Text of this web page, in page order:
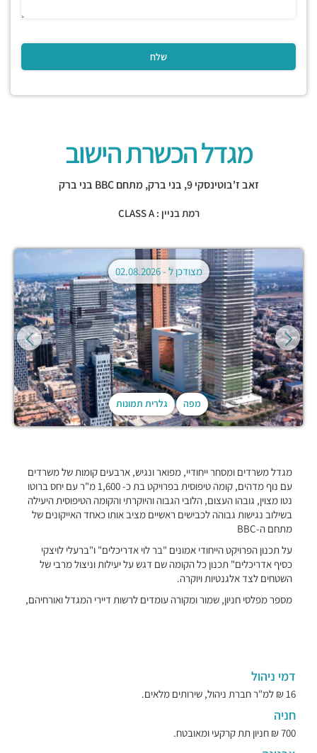
מגדל הכשרת הישוב
זאב ז'בוטינסקי 9, בני ברק,מתחם BBC בני ברק
רמת בניין : CLASS A
מפה גלרית תמונות
מצודכן ל -02.08.2026
מגדל משרדים ומסחר ייחודיי, מפואר ונגיש, ארבעים קומות של משרדים
עם נוף מדהים, קומה טיפוסית בפרויקט בת כ- 1,600 מ"ר עם יחס ברוטו
נטו מצוין, גובהו העצום, הלובי הגבוה והיוקרתי והקומה הטיפוסית היעילה
בשילוב נגישות גבוהה לכבישים ראשיים מציב אותו כאחד האייקונים של
מתחם ה-BBC
על תכנון הפרויקט הייחודי אמונים "בר לוי אדריכלים" ו"ברעלי לויצקי
כסיף אדריכלים" תכנון כל הקומה שם דגש על יעילות וניצול מרבי של
השטחים לצד אלגנטיות ויוקרה.
מספר מפלסי חניון, שמור ומקורה עומדים לרשות דיירי המגדל ואורחיהם,
דמי ניהול
16 ₪ למ"ר חברת ניהול, שירותים מלאים.
חניה
700 ₪ חניון תת קרקעי ומאובטח.